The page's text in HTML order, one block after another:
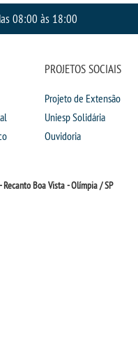
08:00 às 18:00
PROJETOS SOCIAIS
Projeto de Extensão
Uniesp Solidária
Ouvidoria
Boa Vista - Olímpia / SP